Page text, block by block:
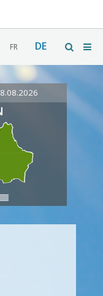
FR DE